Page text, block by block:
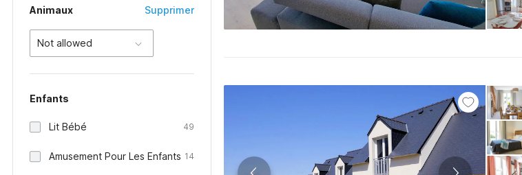
Animaux Supprimer
Not allowed
Enfants
Lit Bébé 49
Amusement Pour Les Enfants 14